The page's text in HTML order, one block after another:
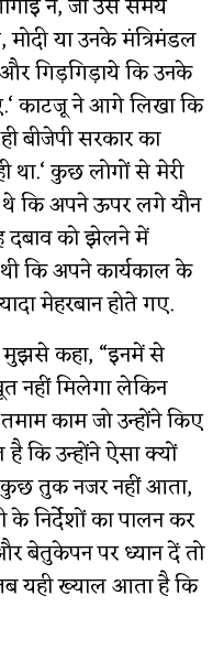
ने, जो उस समय
मोदी या उनके मंत्रिमंडल
गिड़गिड़ाये कि उनके
काटजू ने आगे लिखा कि
बीजेपी सरकार का
था.‘ कुछ लोगों से मेरी
कि अपने ऊपर लगे यौन
दबाव को झेलने में
कि अपने कार्यकाल के
मेहरबान होते गए.
मुझसे कहा, “इनमें से
नहीं मिलेगा लेकिन
काम जो उन्होंने किए
कि उन्होंने ऐसा क्यों
कुछ तुक नजर नहीं आता,
निर्देशों का पालन कर
बेतुकेपन पर ध्यान दें तो
यही ख्याल आता है कि